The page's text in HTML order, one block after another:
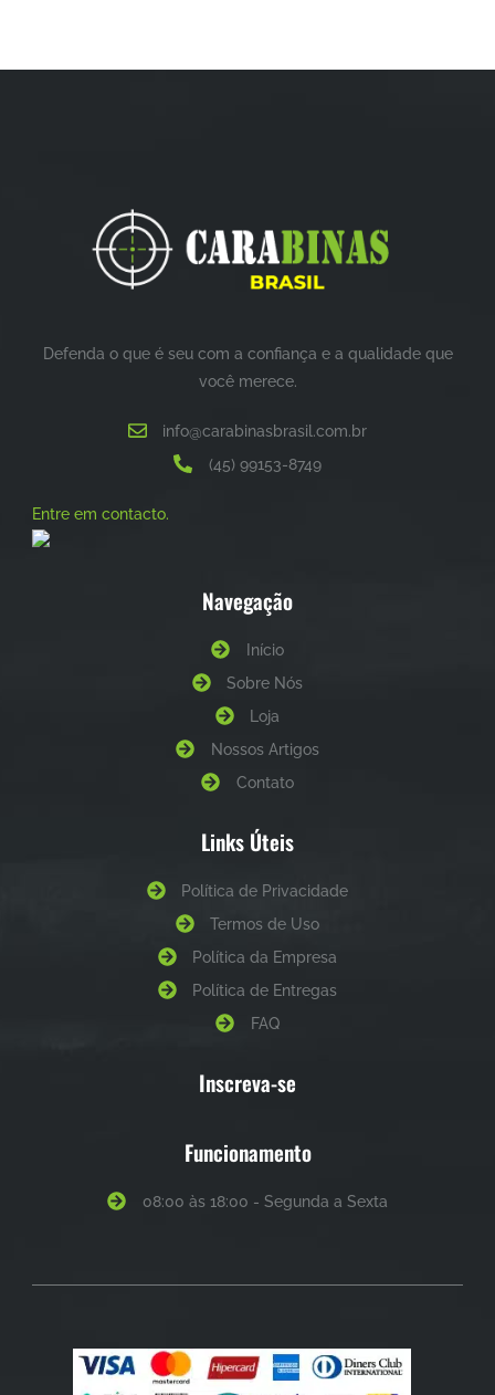
Defenda o que é seu com a confiança e a qualidade que
você merece.
info@carabinasbrasil.com.br
(45) 99153-8749
Entre em contacto.
Navegação
Início
Sobre Nós
Loja
Nossos Artigos
Contato
Links Úteis
Política de Privacidade
Termos de Uso
Política da Empresa
Política de Entregas
FAQ
Inscreva-se
Funcionamento
08:00 às 18:00 - Segunda a Sexta